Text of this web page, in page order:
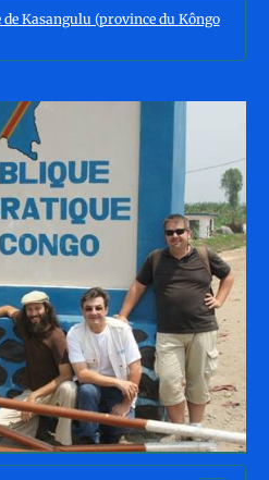
Kasangulu (province du Kôngo